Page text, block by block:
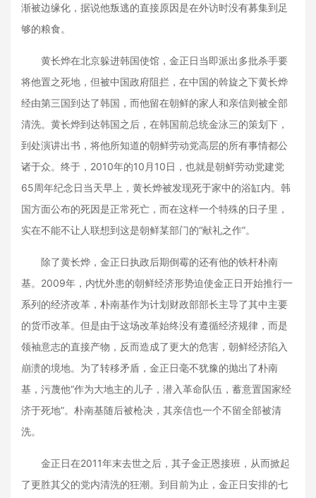
渐被边缘化，据说他叛逃的直接原因是在外访时没有募集到足
够的粮食。
黄长烨在北京躲进韩国使馆，金正日当即派出多批杀手要
将他置之死地，但被中国政府阻拦，在中国的斡旋之下黄长烨
经由第三国到达了韩国，而他留在朝鲜的家人和亲信则被全部
清洗。黄长烨到达韩国之后，在韩国前总统金泳三的策划下，
到处演讲出书，将他所知道的朝鲜劳动党高层的所有事情都公
诸于众。终于，2010年的10月10日，也就是朝鲜劳动党建党
65周年纪念日当天早上，黄长烨被发现死于家中的浴缸内。韩
国方面公布的死因是正常死亡，而在这样一个特殊的日子里，
实在不能不让人联想到这是朝鲜某部门的“献礼之作”。
除了黄长烨，金正日执政后期倒霉的还有他的铁杆朴南
基。2009年，内忧外患的朝鲜经济形势迫使金正日开始推行一
系列的经济改革，朴南基作为计划财政部部长主导了其中主要
的货币改革。但是由于这场改革始终没有遵循经济规律，而是
领袖意志的直接产物，反而造成了更大的危害，朝鲜经济陷入
崩溃的境地。为了转移矛盾，金正日毫不犹豫的抛出了朴南
基，污蔑他“作为大地主的儿子，潜入革命队伍，蓄意置国家经
济于死地”。朴南基随后被枪决，其亲信也一个不留全部被清
洗。
金正日在2011年末去世之后，其子金正恩接班，从而掀起
了更胜其父的党内清洗的狂潮。到目前为止，金正日安排的七